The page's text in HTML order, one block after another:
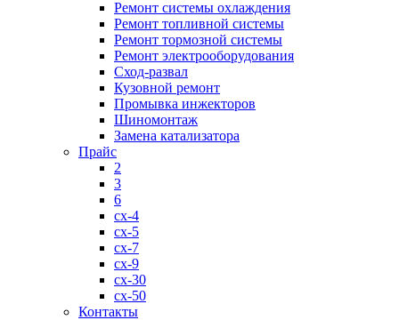
Ремонт системы охлаждения
Ремонт топливной системы
Ремонт тормозной системы
Ремонт электрооборудования
Сход-развал
Кузовной ремонт
Промывка инжекторов
Шиномонтаж
Замена катализатора
Прайс
2
3
6
cx-4
cx-5
cx-7
cx-9
cx-30
cx-50
Контакты